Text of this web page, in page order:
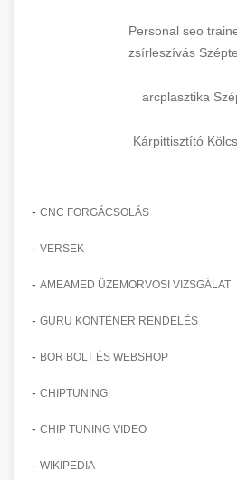
Personal seo
zsírleszívás
arcplasztika
Kárpittisztító
- CNC FORGÁCSOLÁS
- VERSEK
- AMEAMED ÜZEMORVOSI VIZSGÁLAT
- GURU KONTÉNER RENDELÉS
- BOR BOLT ÉS WEBSHOP
- CHIPTUNING
- CHIP TUNING VIDEO
- WIKIPEDIA